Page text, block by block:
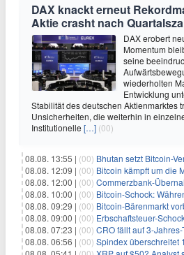
DAX knackt erneut
Aktie crasht nach
DAX erobert
Momentum
seine
wiederholten
Entwicklung
Stabilität des deutschen Aktienmarktes
Unsicherheiten, die weiterhin in
Institutionelle […] (00)
08.08. 13:55 | (00) Bhutan setzt Bitcoin-
08.08. 12:09 | (00) Bitcoin kämpft um die Marke von
08.08. 12:00 | (00) Commerzbank-Übernahme: Wie die
08.08. 10:00 | (00) Bitcoin-Schock: Während Kurse
08.08. 09:29 | (00) Bitcoin-Bärenmarkt vorbei? Top-Analysten
08.08. 09:00 | (00) Erbschaftsteuer-Schock: Warum selbst
08.08. 07:23 | (00) CRO fällt auf 3-Jahres-Tief, nachdem
08.08. 06:56 | (00) Spindex überschreitet 150 Millionen